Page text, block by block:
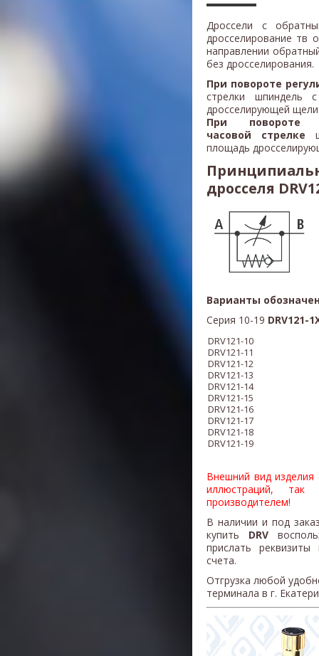
Дроссели с
дросселирование тв
направлении
без дросселирования.
При повороте
стрелки шпиндель
дросселирующей
При повороте
часовой стрелке
площадь
дросселя
Варианты
Серия 10-19 DRV121-
DRV121-10
DRV121-11
DRV121-12
DRV121-13
DRV121-14
DRV121-15
DRV121-16
DRV121-17
DRV121-18
DRV121-19
Внешний вид
иллюстраций,
производителем!
В наличии и под
купить DRV
прислать
счета.
Отгрузка любой
терминала в г.